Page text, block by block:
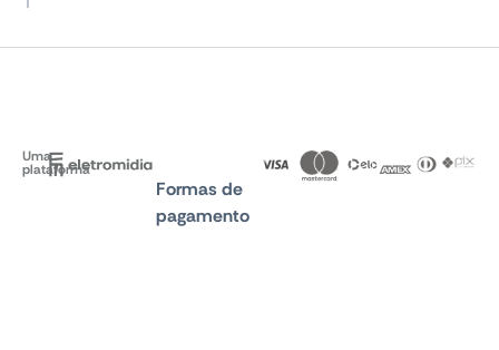
Uma
plataforma
Formas de
pagamento